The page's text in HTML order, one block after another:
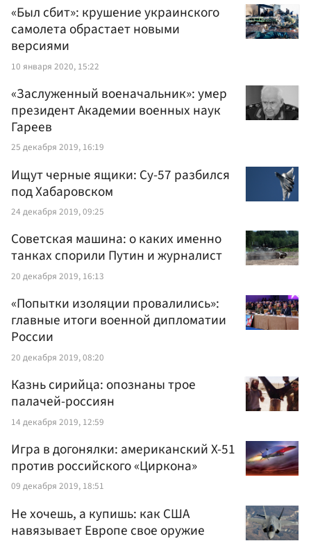
«Был сбит»: крушение украинского
самолета обрастает новыми
версиями
10 января 2020, 15:22
«Заслуженный военачальник»: умер
президент Академии военных наук
Гареев
25 декабря 2019, 16:19
Ищут черные ящики: Су-57 разбился
под Хабаровском
24 декабря 2019, 09:25
Советская машина: о каких именно
танках спорили Путин и журналист
20 декабря 2019, 16:13
«Попытки изоляции провалились»:
главные итоги военной дипломатии
России
20 декабря 2019, 08:20
Казнь сирийца: опознаны трое
палачей-россиян
14 декабря 2019, 12:59
Игра в догонялки: американский X-51
против российского «Циркона»
09 декабря 2019, 18:51
Не хочешь, а купишь: как США
навязывает Европе свое оружие